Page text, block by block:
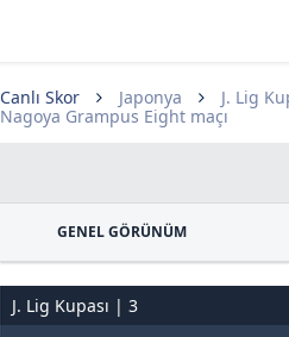
Canlı Skor Japonya J. Lig
Nagoya Grampus Eight maçı
GENEL GÖRÜNÜM
J. Lig Kupası | 3